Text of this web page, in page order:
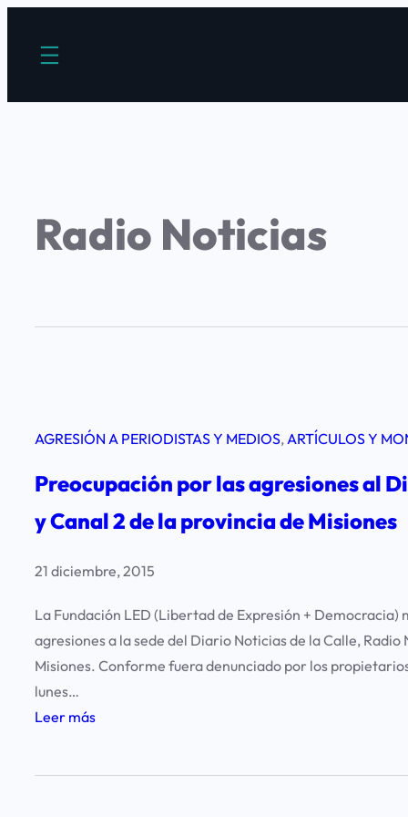
Radio Noticias
AGRESIÓN A PERIODISTAS Y MEDIOS, ARTÍCULOS Y
Preocupación por las agresiones al
y Canal 2 de la provincia de Misiones
21 diciembre, 2015
La Fundación LED (Libertad de Expresión +
agresiones a la sede del Diario Noticias de la Calle,
Misiones. Conforme fuera denunciado por los
lunes…
Leer más: